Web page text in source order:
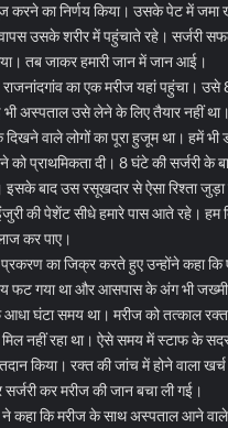
करने का निर्णय किया। उसके पेट में जमा
उसके शरीर में पहुंचाते रहे। सर्जरी
तब जाकर हमारी जान में जान आई।
का एक मरीज यहां पहुंचा। उसे
भी अस्पताल उसे लेने के लिए तैयार नहीं
वाले लोगों का पूरा हुजूम था। हमें भी
को प्राथमिकता दी। 8 घंटे की सर्जरी के
बाद उस रसूखदार से ऐसा रिश्ता जुड़ा
की पेशेंट सीधे हमारे पास आते रहे। हम
कर पाए।
का जिक्र करते हुए उन्होंने कहा कि
फट गया था और आसपास के अंग भी
आधा घंटा समय था। मरीज को तत्काल
नहीं रहा था। ऐसे समय में स्टाफ के
किया। रक्त की जांच में होने वाला
कर मरीज की जान बचा ली गई।
ने कहा कि मरीज के साथ अस्पताल आने वाले